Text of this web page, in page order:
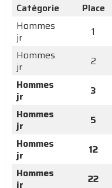
Catégorie Place
Hommes
jr
1
Hommes
jr
2
Hommes
jr
3
Hommes
jr
5
Hommes
jr
12
Hommes
jr
22